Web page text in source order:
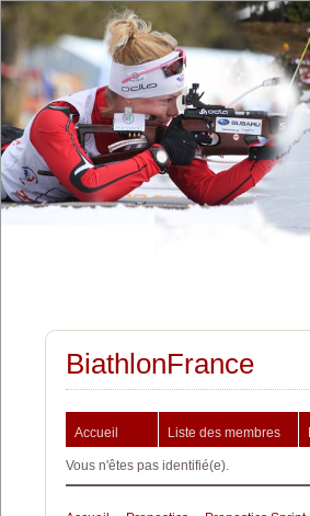
BiathlonFrance
Accueil Liste des membres
Vous n'êtes pas identifié(e).